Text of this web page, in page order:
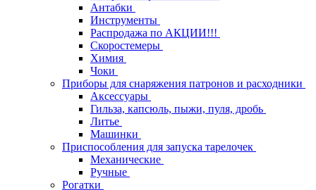
Антабки
Инструменты
Распродажа по АКЦИИ!!!
Скоростемеры
Химия
Чоки
Приборы для снаряжения патронов и расходники
Аксессуары
Гильза, капсюль, пыжи, пуля, дробь
Литье
Машинки
Приспособления для запуска тарелочек
Механические
Ручные
Рогатки